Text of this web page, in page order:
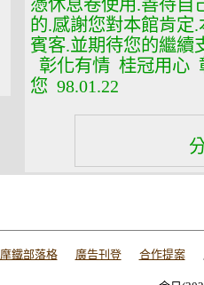
憑休息卷使用.善待自
的.感謝您對本館肯定
賓客.並期待您的繼續
彰化有情 桂冠用心
您 98.01.22
摩鐵部落格 廣告刊登 合作提案